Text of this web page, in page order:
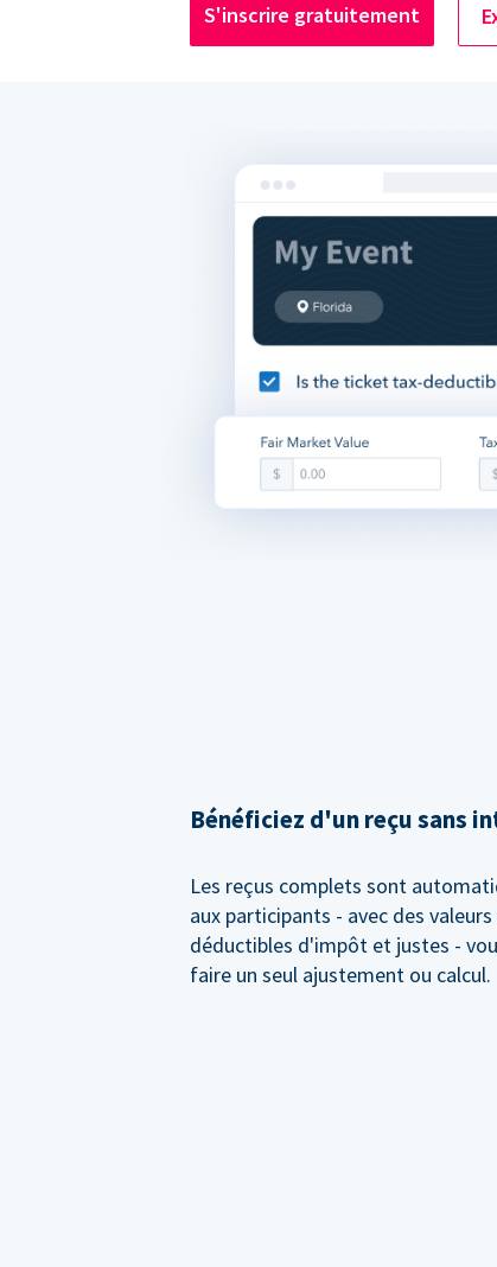
S'inscrire gratuitement
Bénéficiez d'un reçu sans
Les reçus complets sont
aux participants - avec des
déductibles d'impôt et justes -
faire un seul ajustement ou calcul.